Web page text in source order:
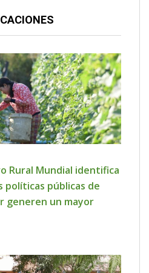
Rural Mundial identifica
políticas públicas de
generen un mayor